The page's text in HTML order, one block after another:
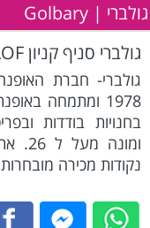
גולברי | Golbary
גולברי סניף קניון BIG FASHION DANILOF טבריה
1978 ומתמחה
בחנויות בודדות
נקודות מכירה